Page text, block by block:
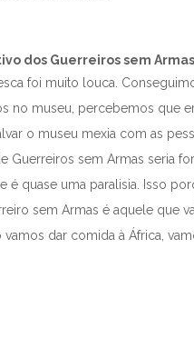
dos Guerreiros sem Armas
foi muito louca.
no museu, percebemos
o museu mexia com as
Guerreiros sem Armas seria
é quase uma paralisia. Isso
sem Armas é aquele que
dar comida à África,